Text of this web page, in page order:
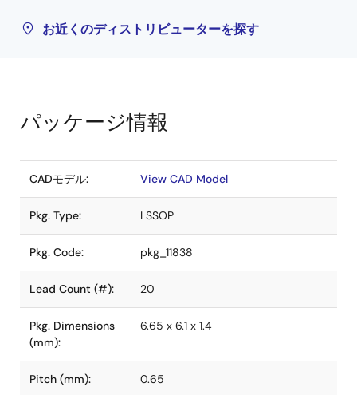
お近くのディストリビューターを探す
パッケージ情報
CADモデル: View CAD Model
Pkg. Type: LSSOP
Pkg. Code: pkg_11838
Lead Count (#): 20
Pkg. Dimensions
(mm):
6.65 x 6.1 x 1.4
Pitch (mm): 0.65